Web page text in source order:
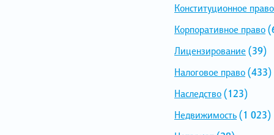
Конституционное право
Корпоративное право
Лицензирование (39)
Налоговое право(433)
Наследство(123)
Недвижимость(1 023)